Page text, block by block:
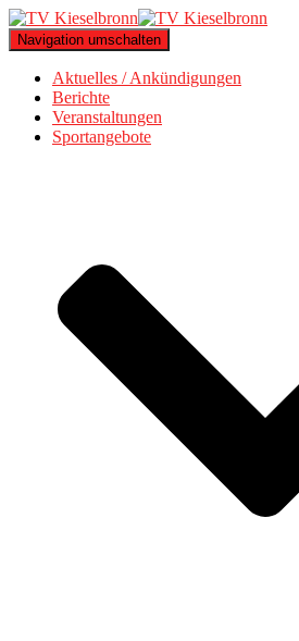
Navigation umschalten
Aktuelles / Ankündigungen
Berichte
Veranstaltungen
Sportangebote